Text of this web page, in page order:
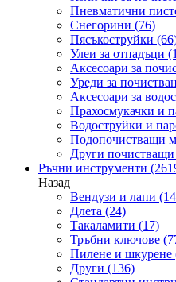
Пневматични
Снегорини (76)
Пясъкоструйки
Улеи за отпадъци
Аксесоари за
Уреди за
Аксесоари за
Прахосмукачки и
Водоструйки и
Подопочистващи
Други почистващи
Ръчни инструменти
Назад
Вендузи и лапи
Длета (24)
Такаламити (17)
Тръбни ключове
Пилене и шкурене
Други (136)